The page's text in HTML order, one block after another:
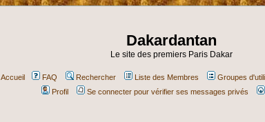
Dakardantan
Le site des premiers Paris Dakar
Accueil FAQ Rechercher Liste des Membres Groupes
Profil
Se connecter pour vérifier ses messages privés